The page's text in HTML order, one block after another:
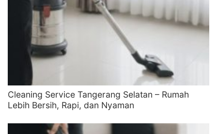
Cleaning Service Tangerang Selatan – Rumah
Lebih Bersih, Rapi, dan Nyaman